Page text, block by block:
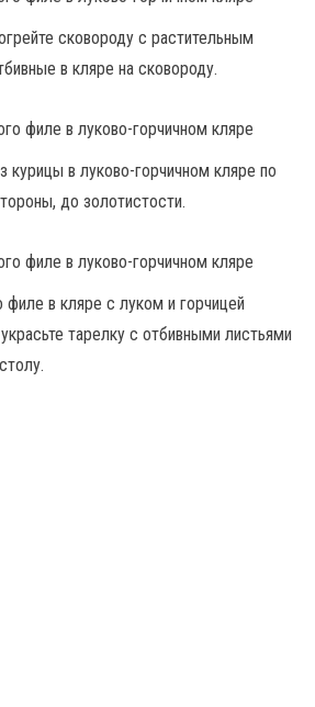
сковороду с растительным
в кляре на сковороду.
курицы в луково-горчичном кляре по
до золотистости.
филе в кляре с луком и горчицей
тарелку с отбивными листьями